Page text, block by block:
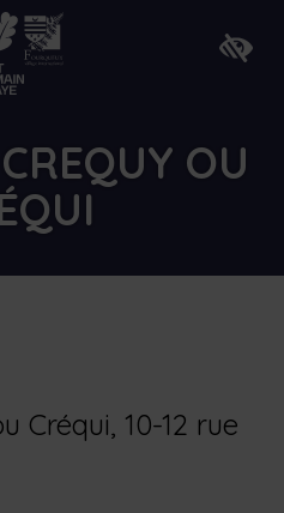
Faire
OU
Créqui, 10-12 rue